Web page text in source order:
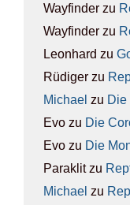
Wayfinder zu
Wayfinder zu
Leonhard zu
Rüdiger zu
Michael zu Die
Evo zu Die
Evo zu Die
Paraklitzu
Michael zu